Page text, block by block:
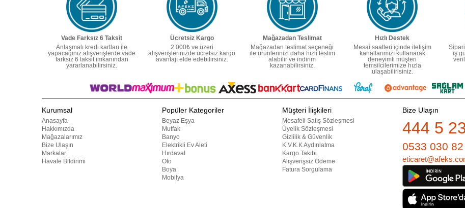
Vade Farksız 6 Taksit
Anlaşmalı kredi kartları ile
yapacağınız alışverişlerde vade
farksız 6 taksit imkanından
yararlanabilirsiniz.
Ücretsiz Kargo
2.000₺ ve üzeri
alışverişlerinizde ücretsiz kargo
avantajı elde edebilirsiniz.
Mağazadan Teslimat
Mağazadan teslimat seçeneği
ile ürünlerinizi daha hızlı teslim
alabilir ve indirim
kazanabilirsiniz.
Hızlı Destek
Mesai saatleri içinde iletişim
kanallarımızı kullanarak
deneyimli müşteri
temsilcilerimize hızla
ulaşabilirisiniz.
iş
Kurumsal
Anasayfa
Hakkımızda
Mağazalarımız
Bize Ulaşın
Markalar
Havale Bildirimi
Popüler Kategoriler
Beyaz Eşya
Mutfak
Banyo
Elektrikli Ev Aleti
Hırdavat
Oto
Boya
Mobilya
Müşteri İlişkileri
Mesafeli Satış Sözleşmesi
Üyelik Sözleşmesi
Gizlilik & Güvenlik
K.V.K.K Aydınlatma
Kargo Takibi
Alışverişsiz Ödeme
Fatura Sorgulama
Bize Ulaşın
444 5
0533 030